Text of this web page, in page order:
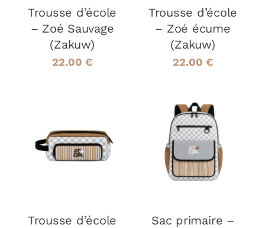
Trousse d’école
– Zoé Sauvage
(Zakuw)
22.00 €
Trousse d’école
– Zoé écume
(Zakuw)
22.00 €
AJOUTER AU
PANIER
/
DÉTAILS
Trousse d’école
AJOUTER AU
PANIER
DÉTAILS
Sac primaire –